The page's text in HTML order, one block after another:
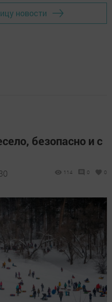
новости
безопасно и с
114 0 0